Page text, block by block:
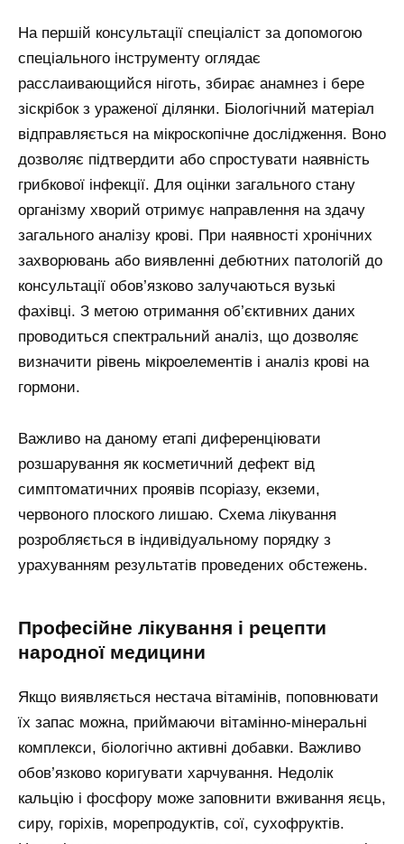
На першій консультації спеціаліст за допомогою
спеціального інструменту оглядає
расслаивающийся ніготь, збирає анамнез і бере
зіскрібок з ураженої ділянки. Біологічний матеріал
відправляється на мікроскопічне дослідження. Воно
дозволяє підтвердити або спростувати наявність
грибкової інфекції. Для оцінки загального стану
організму хворий отримує направлення на здачу
загального аналізу крові. При наявності хронічних
захворювань або виявленні дебютних патологій до
консультації обов’язково залучаються вузькі
фахівці. З метою отримання об’єктивних даних
проводиться спектральний аналіз, що дозволяє
визначити рівень мікроелементів і аналіз крові на
гормони.
Важливо на даному етапі диференціювати
розшарування як косметичний дефект від
симптоматичних проявів псоріазу, екземи,
червоного плоского лишаю. Схема лікування
розробляється в індивідуальному порядку з
урахуванням результатів проведених обстежень.
Професійне лікування і рецепти
народної медицини
Якщо виявляється нестача вітамінів, поповнювати
їх запас можна, приймаючи вітамінно-мінеральні
комплекси, біологічно активні добавки. Важливо
обов’язково коригувати харчування. Недолік
кальцію і фосфору може заповнити вживання яєць,
сиру, горіхів, морепродуктів, сої, сухофруктів.